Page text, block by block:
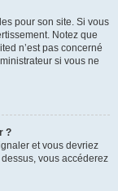
pour son site. Si vous
Notez que
n’est pas concerné
si vous ne
?
et vous devriez
vous accéderez